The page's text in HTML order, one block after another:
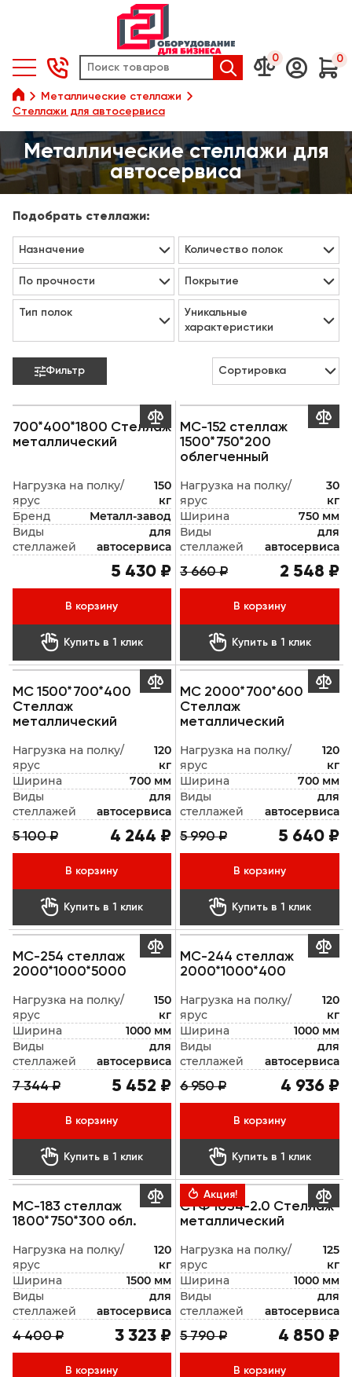
  0  0

Металлические стеллажи
Стеллажи для автосервиса
Металлические стеллажи для
автосервиса
Подобрать стеллажи:
Назначение Количество полок
По прочности Покрытие
Тип полок
Уникальные
характеристики
Сортировка
Фильтр
700*400*1800 Стеллаж
металлический
Нагрузка на полку/
ярус
150
кг
Бренд
Металл-завод
Виды
стеллажей
для
автосервиса
5 430 ₽
В корзину
 Купить в 1 клик

МС-152 стеллаж
1500*750*200
облегченный
Нагрузка на полку/
ярус
30
кг
Ширина
750 мм
Виды
стеллажей
для
автосервиса
3 660 ₽
2 548 ₽
В корзину
 Купить в 1 клик

МC 1500*700*400
Стеллаж
металлический
Нагрузка на полку/
ярус
120
кг
Ширина
700 мм
Виды
стеллажей
для
автосервиса
5 100 ₽
4 244 ₽
В корзину
 Купить в 1 клик

МС 2000*700*600
Стеллаж
металлический
Нагрузка на полку/
ярус
120
кг
Ширина
700 мм
Виды
стеллажей
для
автосервиса
5 990 ₽
5 640 ₽
В корзину
 Купить в 1 клик

МС-254 стеллаж
2000*1000*5000
Нагрузка на полку/
ярус
150
кг
Ширина
1000 мм
Виды
стеллажей
для
автосервиса
7 344 ₽
5 452 ₽
В корзину
 Купить в 1 клик

МС-244 стеллаж
2000*1000*400
Нагрузка на полку/
ярус
120
кг
Ширина
1000 мм
Виды
стеллажей
для
автосервиса
6 950 ₽
4 936 ₽
В корзину
 Купить в 1 клик

МС-183 стеллаж
1800*750*300 обл.
Нагрузка на полку/
ярус
120
кг
Ширина
1500 мм
Виды
стеллажей
для
автосервиса
4 400 ₽
3 323 ₽
В корзину

СТФ 1034-2.0 Стеллаж
металлический
Нагрузка на полку/
ярус
125
кг
Ширина
1000 мм
Виды
стеллажей
для
автосервиса
5 790 ₽
4 850 ₽
В корзину
 Акция! 